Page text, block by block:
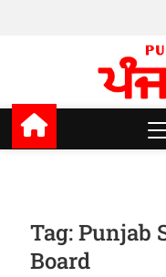
Punjab
Tag:Punjab
Board